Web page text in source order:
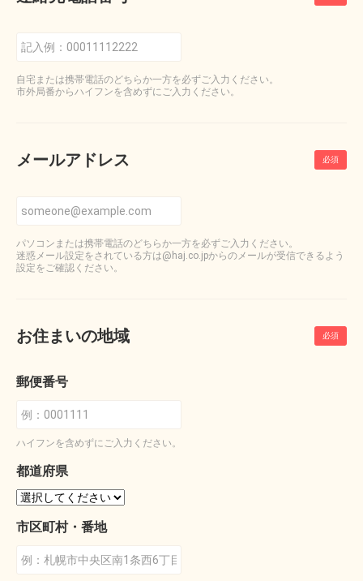
自宅または携帯電話のどちらか一方を必ずご入力ください。
市外局番からハイフンを含めずにご入力ください。
メールアドレス
パソコンまたは携帯電話のどちらか一方を必ずご入力ください。
迷惑メール設定をされている方は@haj.co.jpからのメールが受信できるよう
設定をご確認ください。
お住まいの地域
郵便番号
ハイフンを含めずにご入力ください。
都道府県
市区町村・番地